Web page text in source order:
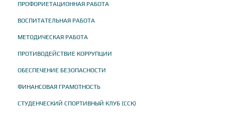
ПРОФОРИЕТАЦИОННАЯ РАБОТА
ВОСПИТАТЕЛЬНАЯ РАБОТА
МЕТОДИЧЕСКАЯ РАБОТА
ПРОТИВОДЕЙСТВИЕ КОРРУПЦИИ
ОБЕСПЕЧЕНИЕ БЕЗОПАСНОСТИ
ФИНАНСОВАЯ ГРАМОТНОСТЬ
СТУДЕНЧЕСКИЙ СПОРТИВНЫЙ КЛУБ (ССК)